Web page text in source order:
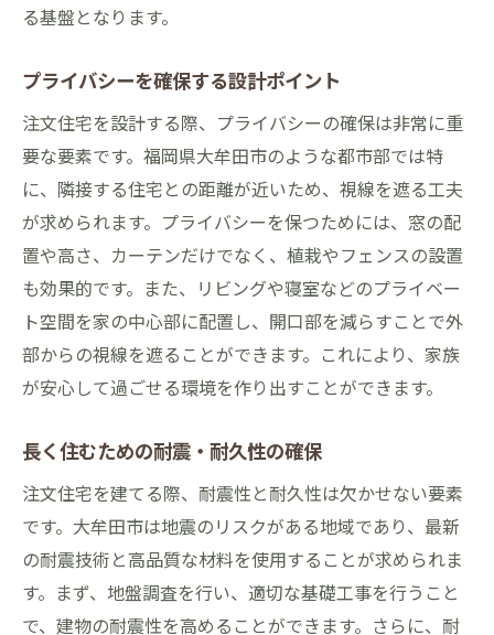
る基盤となります。
プライバシーを確保する設計ポイント
注文住宅を設計する際、プライバシーの確保は非常に重
要な要素です。福岡県大牟田市のような都市部では特
に、隣接する住宅との距離が近いため、視線を遮る工夫
が求められます。プライバシーを保つためには、窓の配
置や高さ、カーテンだけでなく、植栽やフェンスの設置
も効果的です。また、リビングや寝室などのプライベー
ト空間を家の中心部に配置し、開口部を減らすことで外
部からの視線を遮ることができます。これにより、家族
が安心して過ごせる環境を作り出すことができます。
長く住むための耐震・耐久性の確保
注文住宅を建てる際、耐震性と耐久性は欠かせない要素
です。大牟田市は地震のリスクがある地域であり、最新
の耐震技術と高品質な材料を使用することが求められま
す。まず、地盤調査を行い、適切な基礎工事を行うこと
で、建物の耐震性を高めることができます。さらに、耐